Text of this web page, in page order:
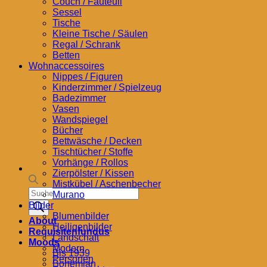
Products
search
About
Requisitenfundus
Moods
Bis 1939
Bohemian
Sessel
Tische
Kleine Tische / Säulen
Regal / Schrank
Betten
Wohnaccessoires
Nippes / Figuren
Kinderzimmer / Spielzeug
Badezimmer
Vasen
Wandspiegel
Bücher
Bettwäsche / Decken
Tischtücher / Stoffe
Vorhänge / Rollos
Zierpölster / Kissen
Mistkübel / Aschenbecher
Murano
Bilder
Blumenbilder
Heiligenbilder
Landschaft
Modern
Personen